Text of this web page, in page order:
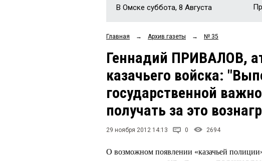
В Омске суббота, 8 Августа
Главная → Архив газеты → № 35
Геннадий ПРИВАЛОВ,
казачьего войска:
государственной
получать за это
29 ноября 2012 14:13 0 2694
О возможном появлении «казачьей